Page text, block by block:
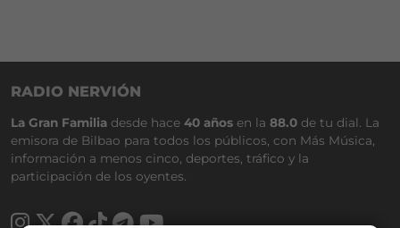
RADIO NERVIÓN
La Gran Familia desde hace 40 años en la 88.0 de tu dial. La
emisora de Bilbao para todos los públicos, con Más Música,
información a menos cinco, deportes, tráfico y la
participación de los oyentes.